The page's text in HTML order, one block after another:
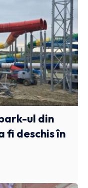
ul din
fi deschis în